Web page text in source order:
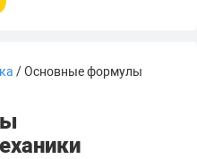
/ Основные формулы